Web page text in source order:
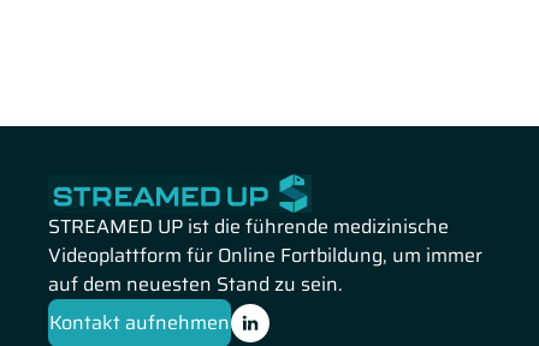
STREAMED UP ist die führende medizinische
Videoplattform für Online Fortbildung, um immer
auf dem neuesten Stand zu sein.
Kontakt aufnehmen